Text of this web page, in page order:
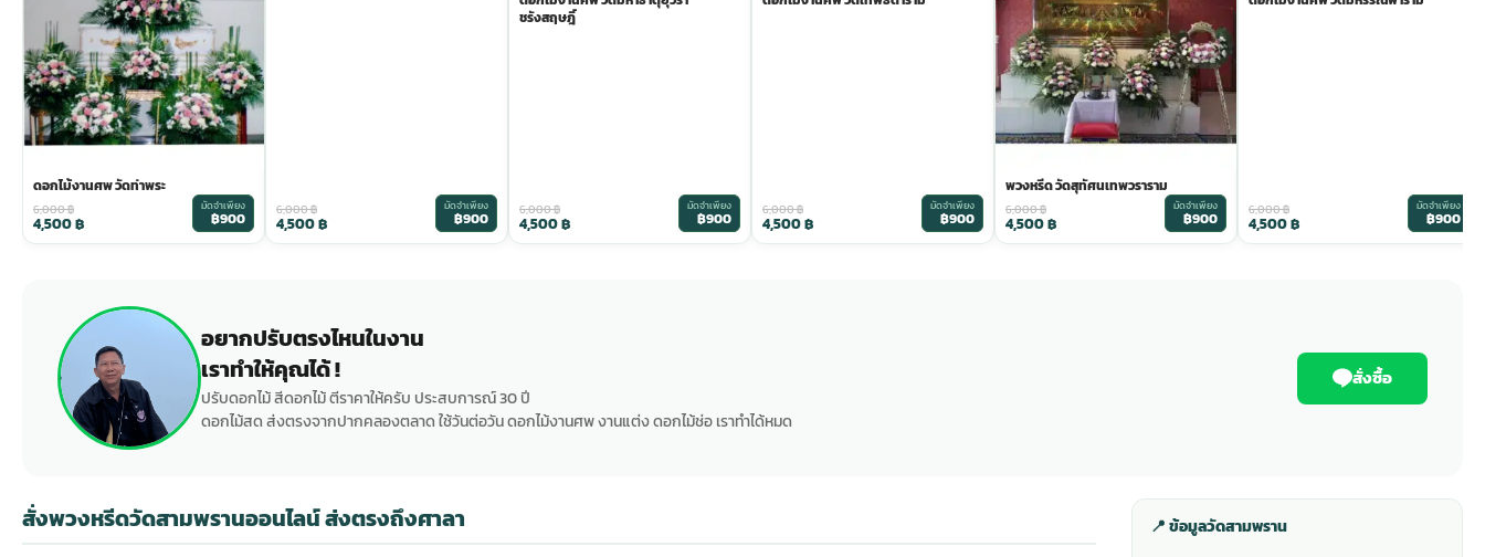
ดอกไม้งานศพ วัดท่าพระ
6,000฿
4,500฿
มัดจำเพียง
฿900 6,000฿
4,500฿
มัดจำเพียง
฿900
ชรังสฤษฎิ์
6,000฿
4,500฿
มัดจำเพียง
฿900 6,000฿
4,500฿
มัดจำเพียง
฿900
พวงหรีด วัดสุทัศนเทพวราราม
6,000฿
4,500฿
มัดจำเพียง
฿900 6,000฿
4,500฿
มัดจำเพียง
฿900
อยากปรับตรงไหนในงาน
เราทำให้คุณได้ !
ปรับดอกไม้ สีดอกไม้ ตีราคาให้ครับ ประสบการณ์ 30 ปี
ดอกไม้สด ส่งตรงจากปากคลองตลาด ใช้วันต่อวัน ดอกไม้งานศพ งานแต่ง ดอกไม้ช่อ เราทำได้หมด
สั่งซื้อ
สั่งพวงหรีดวัดสามพรานออนไลน์ ส่งตรงถึงศาลา 📍 ข้อมูลวัดสามพราน